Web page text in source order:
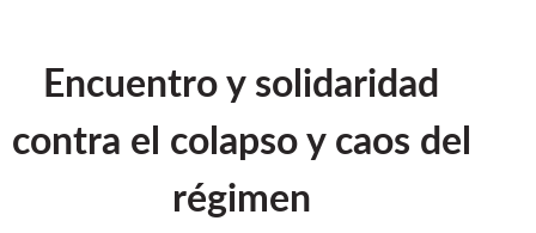
Encuentro y solidaridad
contra el colapso y caos del
régimen